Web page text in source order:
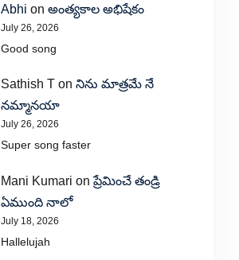
Abhi on అంత్యకాల అభిషేకం
July 26, 2026
Good song
Sathish Ton నిను మాత్రమే నే
నమ్మానయా
July 26, 2026
Super song faster
Mani Kumari onప్రేమించే తండ్రి
ఏముంది నాలో
July 18, 2026
Hallelujah